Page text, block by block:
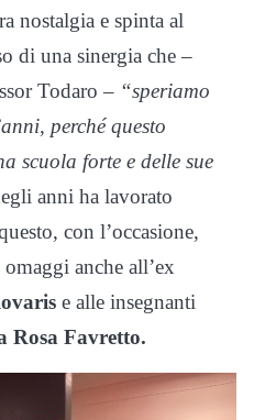
nostalgia e spinta al
di una sinergia che –
Todaro – “speriamo
perché questo
scuola forte e delle sue
anni ha lavorato
con l’occasione,
anche all’ex
e alle insegnanti
Rosa Favretto.